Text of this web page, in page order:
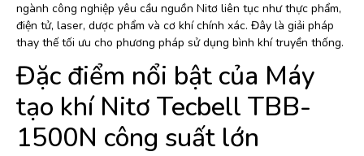
ngành công nghiệp yêu cầu nguồn Nitơ liên tục như thực phẩm,
điện tử, laser, dược phẩm và cơ khí chính xác. Đây là giải pháp
thay thế tối ưu cho phương pháp sử dụng bình khí truyền thống.
Đặc điểm nổi bật của Máy
tạo khí Nitơ Tecbell TBB-
1500N công suất lớn